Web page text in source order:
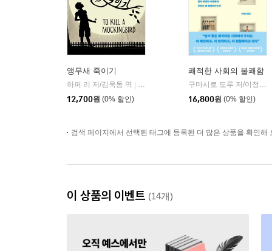
앵무새 죽이기
하퍼 리 저/김욱동 역
열린책들
12,700원 (0% 할인)
쾌적한 사회의 불쾌함
구마시로 도루 저/이정미 역
16,800원 (0% 할인)
검색 페이지에서 선택된 태그에 등록된 더 많은 상품을 확인해
이 상품의 이벤트 (14개)